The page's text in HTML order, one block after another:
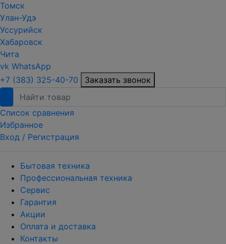
Томск
Улан-Удэ
Уссурийск
Хабаровск
Чита
vk WhatsApp
+7 (383) 325-40-70
Заказать звонок
Список сравнения
Избранное
Вход / Регистрация
Бытовая техника
Профессиональная техника
Сервис
Гарантия
Акции
Оплата и доставка
Контакты